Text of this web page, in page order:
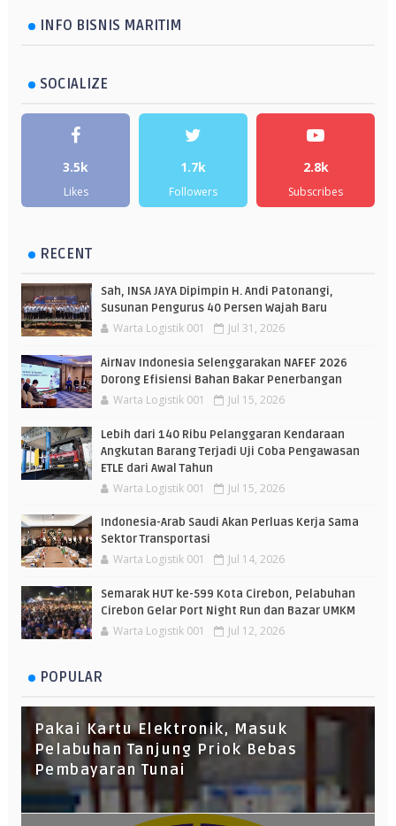
INFO BISNIS MARITIM
SOCIALIZE
3.5k
Likes
1.7k
Followers
2.8k
Subscribes
RECENT
Sah, INSA JAYA Dipimpin H. Andi Patonangi,
Susunan Pengurus 40 Persen Wajah Baru
Warta Logistik 001 Jul 31, 2026
AirNav Indonesia Selenggarakan NAFEF 2026
Dorong Efisiensi Bahan Bakar Penerbangan
Warta Logistik 001 Jul 15, 2026
Lebih dari 140 Ribu Pelanggaran Kendaraan
Angkutan Barang Terjadi Uji Coba Pengawasan
ETLE dari Awal Tahun
Warta Logistik 001 Jul 15, 2026
Indonesia-Arab Saudi Akan Perluas Kerja Sama
Sektor Transportasi
Warta Logistik 001 Jul 14, 2026
Semarak HUT ke-599 Kota Cirebon, Pelabuhan
Cirebon Gelar Port Night Run dan Bazar UMKM
Warta Logistik 001 Jul 12, 2026
POPULAR
Pakai Kartu Elektronik, Masuk
Pelabuhan Tanjung Priok Bebas
Pembayaran Tunai